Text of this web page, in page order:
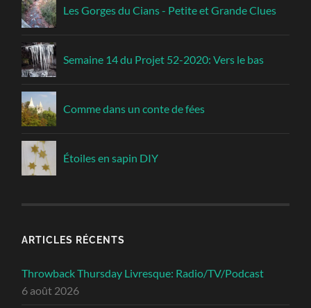
Les Gorges du Cians - Petite et Grande Clues
Semaine 14 du Projet 52-2020: Vers le bas
Comme dans un conte de fées
Étoiles en sapin DIY
ARTICLES RÉCENTS
Throwback Thursday Livresque: Radio/TV/Podcast
6 août 2026